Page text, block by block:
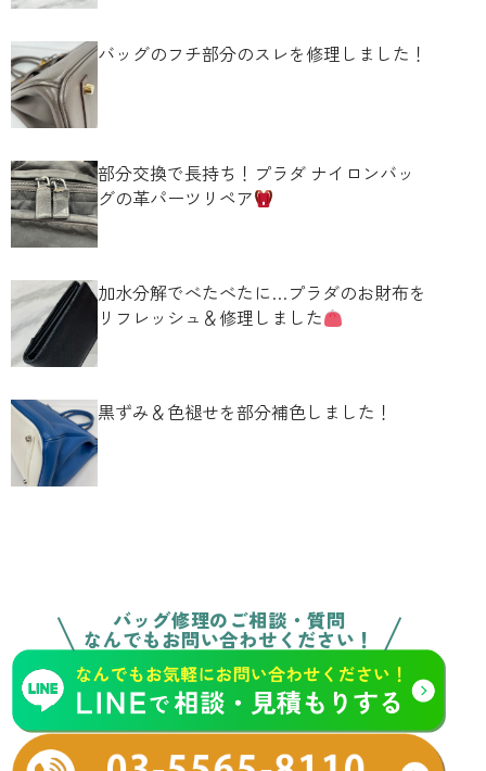
バッグのフチ部分のスレを修理しました！
部分交換で長持ち！プラダ ナイロンバッ
グの革パーツリペア
加水分解でべたべたに…プラダのお財布を
リフレッシュ＆修理しました
黒ずみ＆色褪せを部分補色しました！
バッグ修理のご相談・質問
なんでもお問い合わせください！